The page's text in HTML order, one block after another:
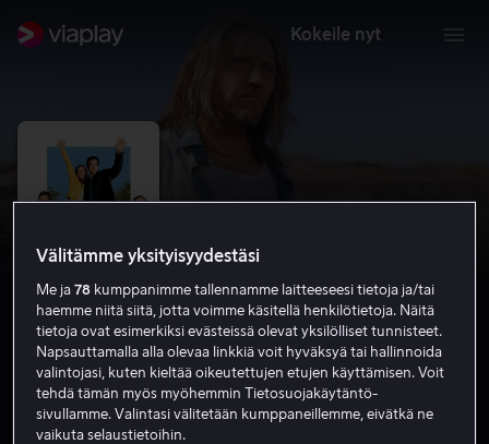
Kokeile nyt
America's Sweethearts
Komedia Romantiikka
Välitämme yksityisyydestäsi
Me ja78 kumppanimme tallennamme laitteeseesi tietoja ja/tai
haemme niitä siitä, jotta voimme käsitellä henkilötietoja. Näitä
tietoja ovat esimerkiksi evästeissä olevat yksilölliset tunnisteet.
Napsauttamalla alla olevaa linkkiä voit hyväksyä tai hallinnoida
valintojasi, kuten kieltää oikeutettujen etujen käyttämisen. Voit
tehdä tämän myös myöhemmin Tietosuojakäytäntö-
sivullamme. Valintasi välitetään kumppaneillemme, eivätkä ne
vaikuta selaustietoihin.